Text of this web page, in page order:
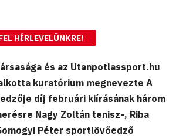
HÍRLEVELÜNKRE!
és az Utanpotlassport.hu
kuratórium megnevezte A
díj februári kiírásának három
Nagy Zoltán tenisz-, Riba
Péter sportlövőedző